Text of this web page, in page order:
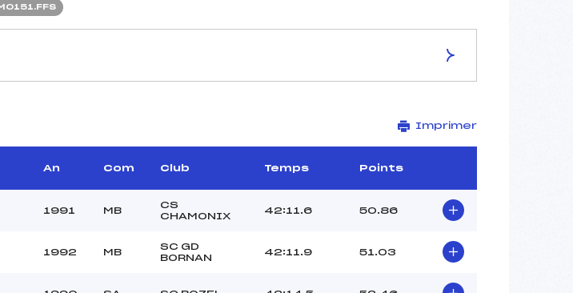
Site de Replis
Distance :
18 km
Point Haut :
Montée Max. :
Imprimer
An Com Club Temps Points
1991 MB
CS
CHAMONIX
42:11.6 50.86
1992 MB
SC GD
BORNAN
42:11.9 51.03